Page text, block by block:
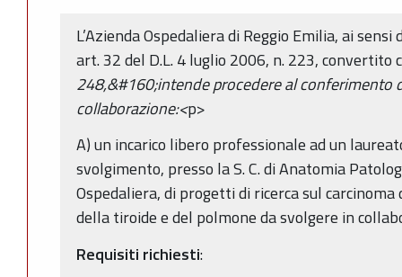
L’Azienda Ospedaliera di Reggio Emilia, ai
art. 32 del D.L. 4 luglio 2006, n. 223, convertito
248,&#160;intende procedere al conferimento
collaborazione:<p>
A) un incarico libero professionale ad un
svolgimento, presso la S. C. di Anatomia
Ospedaliera, di progetti di ricerca sul
della tiroide e del polmone da svolgere in
Requisiti richiesti: